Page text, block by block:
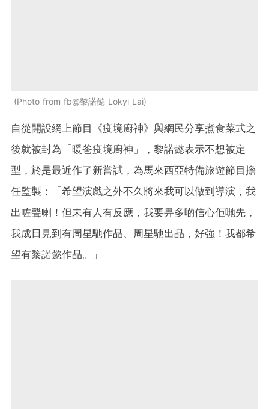
Photo from fb@黎諾懿 Lokyi Lai
自從開設網上節目《疫境廚神》與網民分享煮食菜式之
後就被封為「暖爸疫境廚神」，黎諾懿表示不想被定
型，於是最近作了新嘗試，為馬來西亞特備旅遊節目擔
任監製：「希望演戲之外不久將來我可以做到導演，我
出咗聲喇！但未有人有反應，我要畀多啲信心佢哋先，
我成日見到有周星馳作品、周星馳出品，好強！我都希
望有黎諾懿作品。」